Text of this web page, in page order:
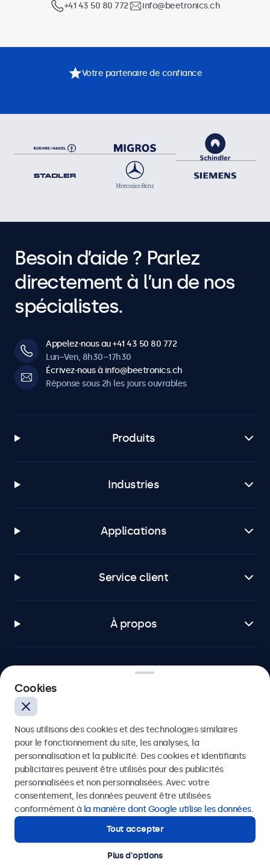
+41 43 50 80 772 info@beetronics.ch
Votre partenaire de confiance
Besoin d’aide ? Parlez
directement à l’un de nos
spécialistes.
Appelez-nous au +41 43 50 80 772
Lun–Ven, 8h30–17h30
Écrivez-nous à info@beetronics.ch
Réponse sous 2h les jours ouvrables
Produits
Industries
Applications
Service client
À propos
Badenerstrasse 549, 8048 Zürich, Suisse
4.8/5 noté par 5000+ entreprises
Français
Cookies
Nous utilisons des cookies et des technologies similaires
pour le fonctionnement du site, les analyses, la
personnalisation et la publicité. Des cookies et identifiants
publicitaires peuvent être utilisés pour des publicités
personnalisées et non personnalisées. Avec votre
consentement, les données peuvent être utilisées
conformément à la manière dont Google utilise les données.
Tout accepter
Plus d'options